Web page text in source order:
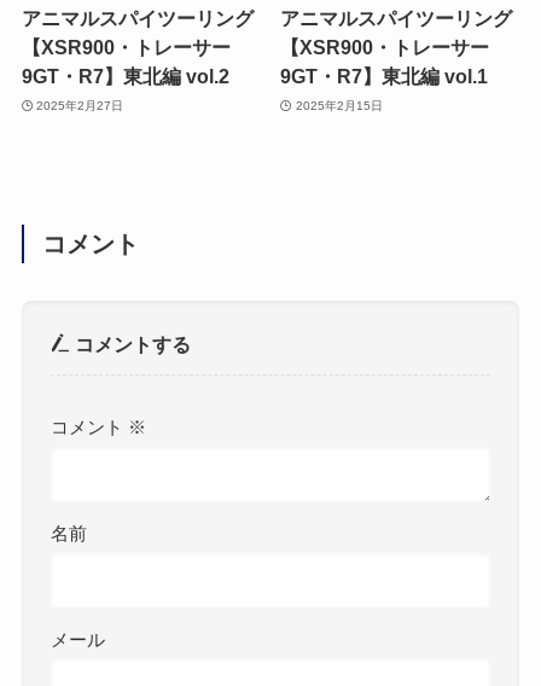
アニマルスパイツーリング
【XSR900・トレーサー
9GT・R7】東北編 vol.2
2025年2月27日
アニマルスパイツーリング
【XSR900・トレーサー
9GT・R7】東北編 vol.1
2025年2月15日
コメント
コメントする
コメント ※
名前
メール